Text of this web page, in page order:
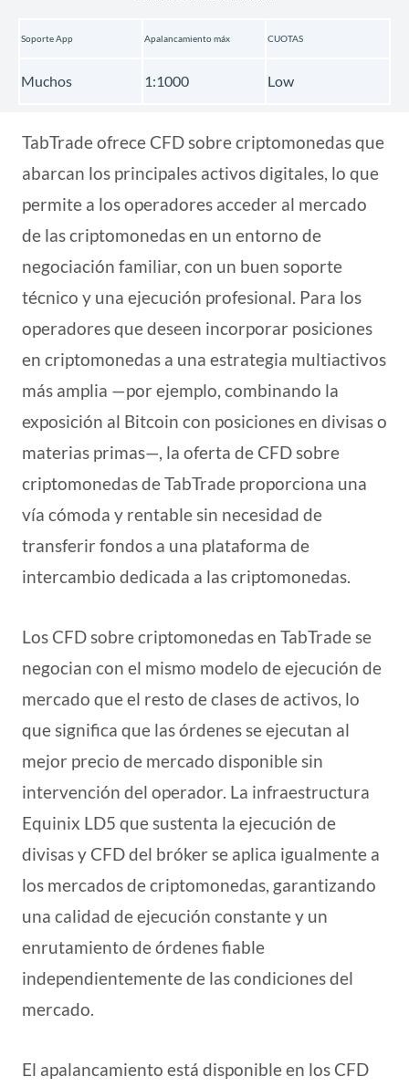
Soporte App Apalancamiento máx CUOTAS
Muchos 1:1000 Low
TabTrade ofrece CFD sobre criptomonedas que
abarcan los principales activos digitales, lo que
permite a los operadores acceder al mercado
de las criptomonedas en un entorno de
negociación familiar, con un buen soporte
técnico y una ejecución profesional. Para los
operadores que deseen incorporar posiciones
en criptomonedas a una estrategia multiactivos
más amplia —por ejemplo, combinando la
exposición al Bitcoin con posiciones en divisas o
materias primas—, la oferta de CFD sobre
criptomonedas de TabTrade proporciona una
vía cómoda y rentable sin necesidad de
transferir fondos a una plataforma de
intercambio dedicada a las criptomonedas.
Los CFD sobre criptomonedas en TabTrade se
negocian con el mismo modelo de ejecución de
mercado que el resto de clases de activos, lo
que significa que las órdenes se ejecutan al
mejor precio de mercado disponible sin
intervención del operador. La infraestructura
Equinix LD5 que sustenta la ejecución de
divisas y CFD del bróker se aplica igualmente a
los mercados de criptomonedas, garantizando
una calidad de ejecución constante y un
enrutamiento de órdenes fiable
independientemente de las condiciones del
mercado.
El apalancamiento está disponible en los CFD